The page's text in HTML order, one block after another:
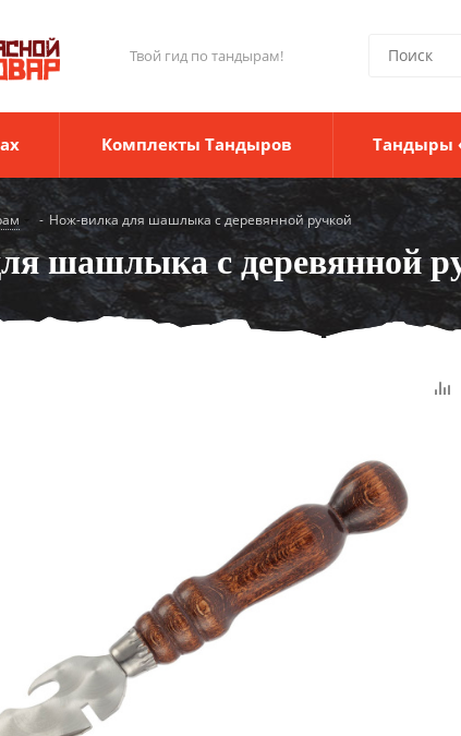
Твой гид по тандырам!
Комплекты Тандыров Тандыры
- Нож-вилка для шашлыка с деревянной ручкой
шашлыка с деревянной